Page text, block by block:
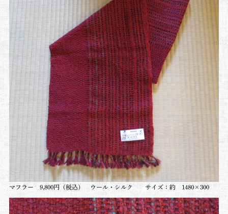
マフラー 9,800円（税込） ウール・シルク サイズ：約 1480×300